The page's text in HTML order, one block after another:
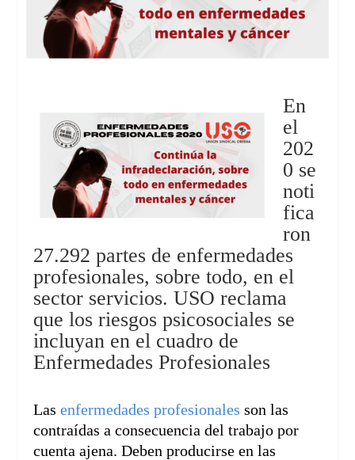
En
el
202
0 se
noti
fica
ron
27.292 partes de enfermedades
profesionales, sobre todo, en el
sector servicios. USO reclama
que los riesgos psicosociales se
incluyan en el cuadro de
Enfermedades Profesionales
Lasenfermedades profesionales son las
contraídas a consecuencia del trabajo por
cuenta ajena. Deben producirse en las